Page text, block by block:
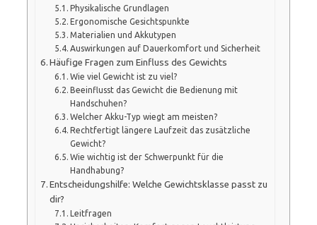
Physikalische Grundlagen
Ergonomische Gesichtspunkte
Materialien und Akkutypen
Auswirkungen auf Dauerkomfort und Sicherheit
Häufige Fragen zum Einfluss des Gewichts
Wie viel Gewicht ist zu viel?
Beeinflusst das Gewicht die Bedienung mit
Handschuhen?
Welcher Akku-Typ wiegt am meisten?
Rechtfertigt längere Laufzeit das zusätzliche
Gewicht?
Wie wichtig ist der Schwerpunkt für die
Handhabung?
Entscheidungshilfe: Welche Gewichtsklasse passt zu
dir?
Leitfragen